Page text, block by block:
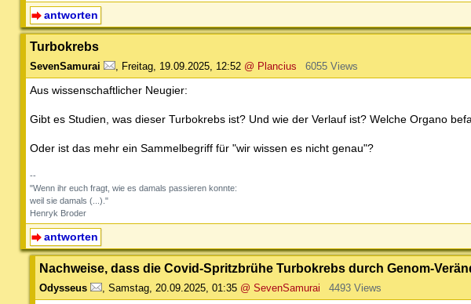
antworten
Turbokrebs
SevenSamurai Freitag, 19.09.2025, 12:52 @ Plancius 6055 Views
Aus wissenschaftlicher Neugier:
Gibt es Studien, was dieser Turbokrebs ist? Und wie der Verlauf ist? Welche Organo
Oder ist das mehr ein Sammelbegriff für "wir wissen es nicht genau"?
--
"Wenn ihr euch fragt, wie es damals passieren konnte:
weil sie damals (...)."
Henryk Broder
antworten
Nachweise, dass die Covid-Spritzbrühe Turbokrebs durch Genom-
Odysseus Samstag, 20.09.2025, 01:35 @ SevenSamurai 4493 Views